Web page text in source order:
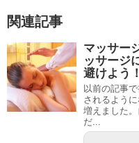
関連記事
マッサー
ッサージ
避けよう！
以前の記事
されるよう
増えました
だ...